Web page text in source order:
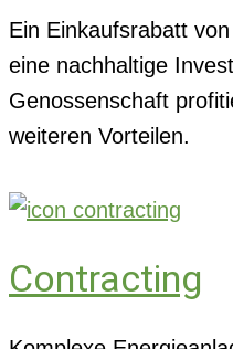
Ein Einkaufsrabatt
eine nachhaltige
Genossenschaft
weiteren Vorteilen.
Contracting